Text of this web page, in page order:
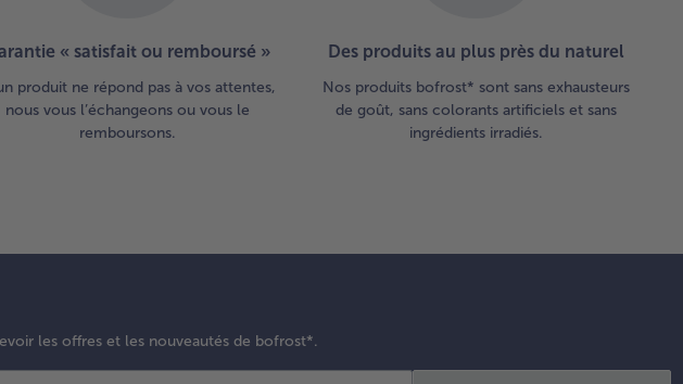
« satisfait ou remboursé »
produit ne répond pas à vos attentes,
nous vous l’échangeons ou vous le
remboursons.
Des produits au plus près du naturel
Nos produits bofrost* sont sans exhausteurs
de goût, sans colorants artificiels et sans
ingrédients irradiés.
les offres et les nouveautés de bofrost*.